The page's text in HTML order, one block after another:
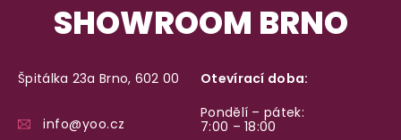
Garance vrácení peněz
SHOWROOM BRNO
Špitálka 23a Brno, 602 00
info@yoo.cz
Otevírací doba:
Pondělí – pátek:
7:00 – 18:00